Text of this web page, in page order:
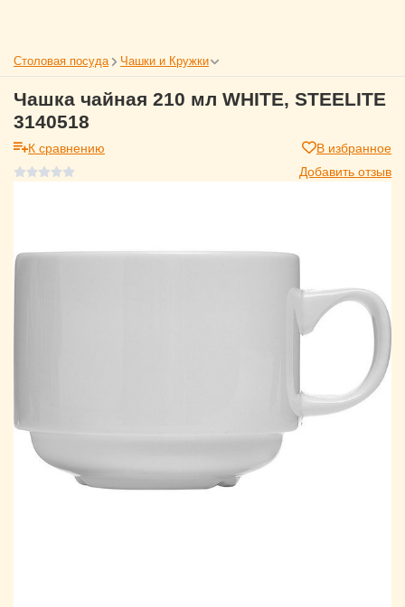
Столовая посуда Чашки и Кружки
Чашка чайная 210 мл WHITE, STEELITE
3140518
К сравнению
В избранное
Добавить отзыв